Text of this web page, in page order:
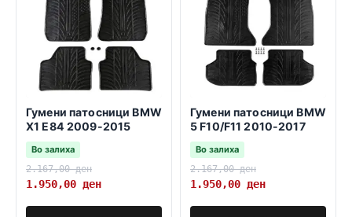
Гумени патосници BMW
X1 E84 2009-2015
Во залиха
2.167,00ден
1.950,00 ден
Гумени патосници BMW
5 F10/F11 2010-2017
Во залиха
2.167,00ден
1.950,00 ден